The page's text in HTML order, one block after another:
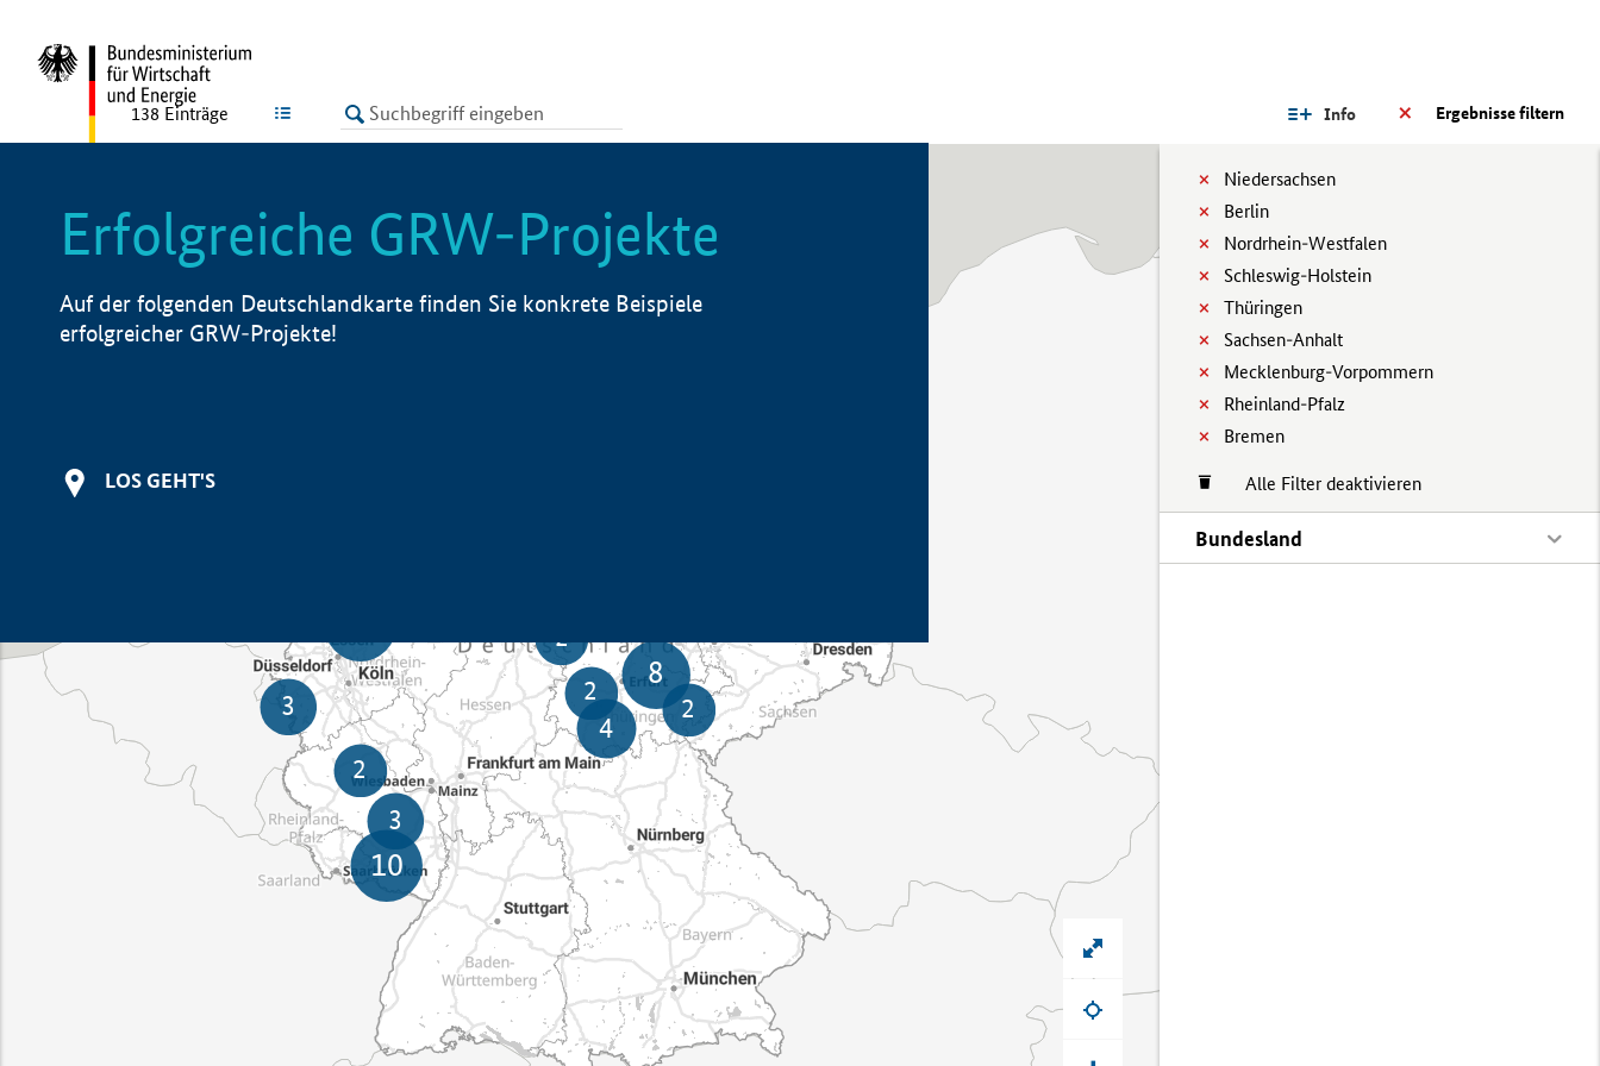
LISTE Ergebnisse filtern
Info
Niedersachsen
Berlin
Nordrhein-Westfalen
Schleswig-Holstein
Thüringen
Sachsen-Anhalt
Mecklenburg-Vorpommern
Rheinland-Pfalz
Bremen
Alle Filter deaktivieren
Bundesland
138 Einträge
Erfolgreiche GRW-Projekte
Auf der folgenden Deutschlandkarte finden Sie konkrete Beispiele
erfolgreicher GRW-Projekte!
LOS GEHT'S